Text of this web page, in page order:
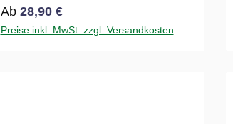
Regulärer Preis:
Ab 28,90 €
Preise inkl. MwSt. zzgl. Versandkosten